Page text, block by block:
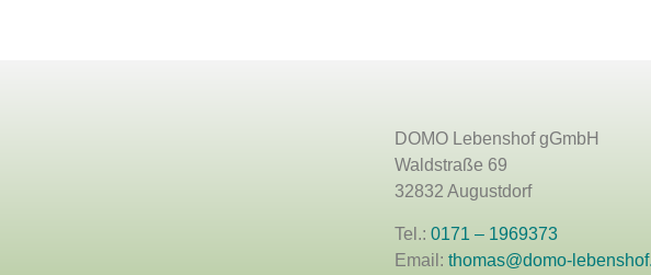
DOMO Lebenshof gGmbH
Waldstraße 69
32832 Augustdorf
Tel.: 0171 – 1969373
Email: thomas@domo-